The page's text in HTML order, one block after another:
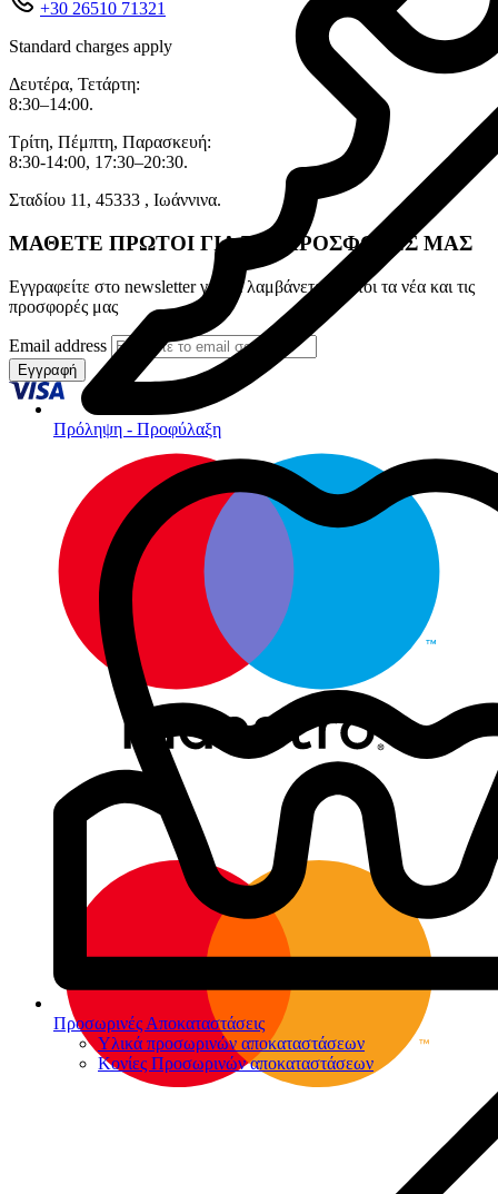
Πρόληψη - Προφύλαξη
Προσωρινές Αποκαταστάσεις
Υλικά προσωρινών αποκαταστάσεων
Κονίες Προσωρινών αποκαταστάσεων
+30 26510 71321
Standard charges apply
Δευτέρα, Τετάρτη:
8:30–14:00.
Τρίτη, Πέμπτη, Παρασκευή:
8:30-14:00, 17:30–20:30.
Σταδίου 11, 45333 , Ιωάννινα.
ΜΑΘΕΤΕ ΠΡΩΤΟΙ ΓΙΑ ΤΙΣ ΠΡΟΣΦΟΡΕΣ ΜΑΣ
Εγγραφείτε στο newsletter για να λαμβάνετε πρώτοι τα νέα και τις
προσφορές μας
Email address
Εγγραφή